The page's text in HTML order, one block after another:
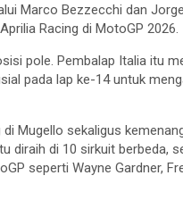
Marco Bezzecchi dan
Racing di MotoGP 2026.
pole. Pembalap Italia itu
pada lap ke-14 untuk
Mugello sekaligus
diraih di 10 sirkuit berbeda,
seperti Wayne Gardner,